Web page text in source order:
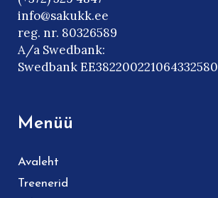
info@sakukk.ee
reg. nr. 80326589
A/a Swedbank:
Swedbank EE382200221064332580
Menüü
Avaleht
Treenerid